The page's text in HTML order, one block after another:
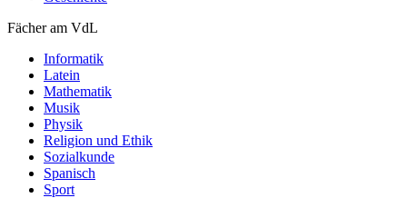
Fächer am VdL
Informatik
Latein
Mathematik
Musik
Physik
Religion und Ethik
Sozialkunde
Spanisch
Sport